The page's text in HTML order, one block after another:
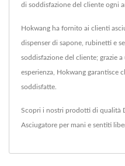
di soddisfazione del cliente ogni
Hokwang ha fornito ai clienti
dispenser di sapone, rubinetti e
soddisfazione del cliente; grazie
esperienza, Hokwang garantisce
soddisfatte.
Scopri i nostri prodotti di qualità
Asciugatore per mani e sentiti